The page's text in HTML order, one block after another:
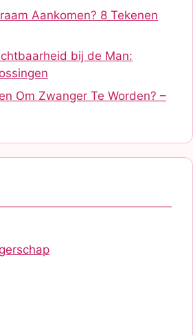
Aankomen? 8 Tekenen
bij de Man:
Om Zwanger Te Worden? –